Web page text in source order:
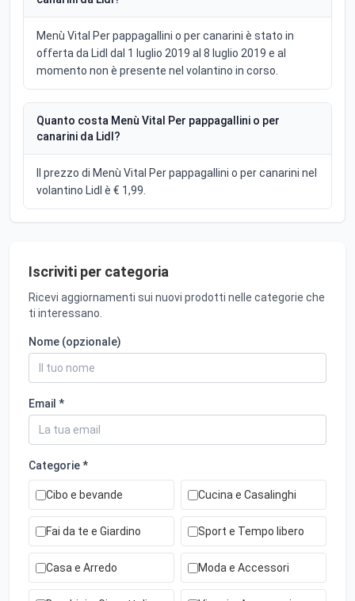
Menù Vital Per pappagallini o per canarini è stato in
offerta da Lidl dal 1 luglio 2019 al 8 luglio 2019 e al
momento non è presente nel volantino in corso.
Quanto costa Menù Vital Per pappagallini o per
canarini da Lidl?
Il prezzo di Menù Vital Per pappagallini o per canarini nel
volantino Lidl è € 1,99.
Iscriviti per categoria
Ricevi aggiornamenti sui nuovi prodotti nelle categorie che
ti interessano.
Nome (opzionale)
Email *
Categorie *
Cibo e bevande Cucina e Casalinghi
Fai da te e Giardino Sport e Tempo libero
Casa e Arredo Moda e Accessori